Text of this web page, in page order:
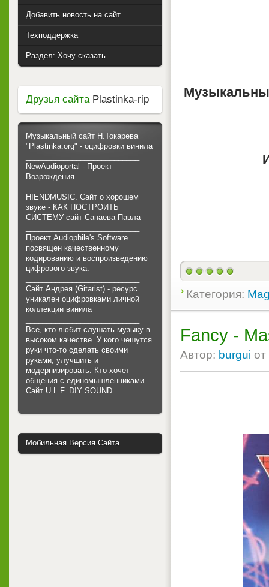
Категория:
Fancy -
Автор: burgui от
Добавить новость на сайт
Техподдержка
Раздел: Хочу сказать
Друзья сайтаPlastinka-rip
Музыкальный сайт Н.Токарева
"Plastinka.org" - оцифровки винила
NewAudioportal - Проект
Возрождения
HIENDMUSIC. Сайт о хорошем
звуке - КАК ПОСТРОИТЬ
СИСТЕМУ сайт Санаева Павла
Проект Audiophile's Software
посвящен качественному
кодированию и воспроизведению
цифрового звука.
Сайт Андрея (Gitarist) - ресурс
уникален оцифровками личной
коллекции винила
Все, кто любит слушать музыку в
высоком качестве. У кого чешутся
руки что-то сделать своими
руками, улучшить и
модернизировать. Кто хочет
общения с единомышленниками.
Cайт U.L.F. DIY SOUND
Мобильная Версия Сайта